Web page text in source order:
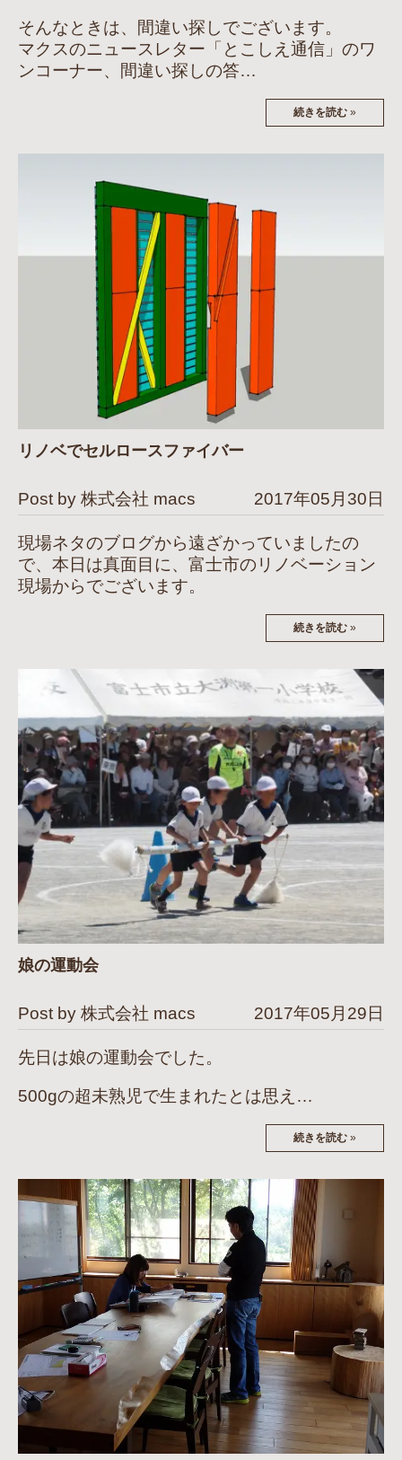
そんなときは、間違い探しでございます。
マクスのニュースレター「とこしえ通信」のワ
ンコーナー、間違い探しの答…
続きを読む »
リノベでセルロースファイバー
Post by 株式会社 macs 2017年05月30日
現場ネタのブログから遠ざかっていましたの
で、本日は真面目に、富士市のリノベーション
現場からでございます。
続きを読む »
娘の運動会
Post by 株式会社 macs 2017年05月29日
先日は娘の運動会でした。
500gの超未熟児で生まれたとは思え…
続きを読む »